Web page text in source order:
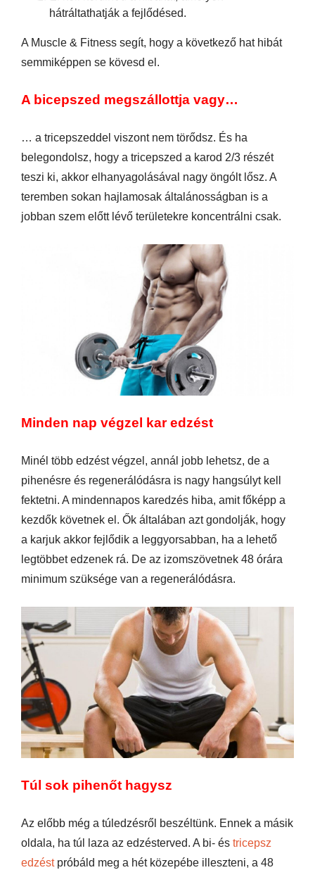
hátráltathatják a fejlődésed.
A Muscle & Fitness segít, hogy a következő hat hibát
semmiképpen se kövesd el.
A bicepszed megszállottja vagy…
… a tricepszeddel viszont nem törődsz. És ha
belegondolsz, hogy a tricepszed a karod 2/3 részét
teszi ki, akkor elhanyagolásával nagy öngólt lősz. A
teremben sokan hajlamosak általánosságban is a
jobban szem előtt lévő területekre koncentrálni csak.
Minden nap végzel kar edzést
Minél több edzést végzel, annál jobb lehetsz, de a
pihenésre és regenerálódásra is nagy hangsúlyt kell
fektetni. A mindennapos karedzés hiba, amit főképp a
kezdők követnek el. Ők általában azt gondolják, hogy
a karjuk akkor fejlődik a leggyorsabban, ha a lehető
legtöbbet edzenek rá. De az izomszövetnek 48 órára
minimum szüksége van a regenerálódásra.
Túl sok pihenőt hagysz
Az előbb még a túledzésről beszéltünk. Ennek a másik
oldala, ha túl laza az edzésterved. A bi- és tricepsz
edzéstpróbáld meg a hét közepébe illeszteni, a 48